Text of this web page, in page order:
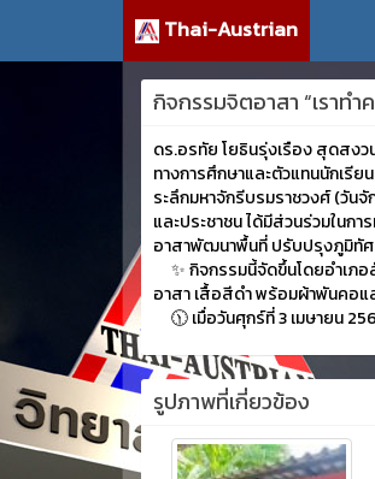
Thai-Austrian
กิจกรรมจิตอาสา “เราทำ
ดร.อรทัย โยธินรุ่งเรือง สุดสง
ทางการศึกษาและตัวแทนนักเรีย
ระลึกมหาจักรีบรมราชวงศ์ (วัน
และประชาชน ได้มีส่วนร่วมในก
อาสาพัฒนาพื้นที่ ปรับปรุงภูมิทัศ
✨ กิจกรรมนี้จัดขึ้นโดยอำเภอ
อาสา เสื้อสีดำ พร้อมผ้าพันคอแ
🕦 เมื่อวันศุกร์ที่ 3 เมษายน
รูปภาพที่เกี่ยวข้อง